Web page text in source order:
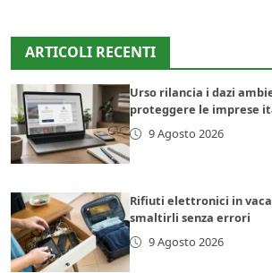
ARTICOLI RECENTI
Urso rilancia i dazi
proteggere le imprese
9 Agosto 2026
Rifiuti elettronici in
smaltirli senza errori
9 Agosto 2026